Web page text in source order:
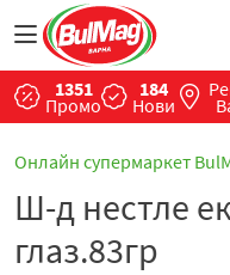
1351
Промо
184
Нови
Онлайн супермаркет
Ш-д нестле
глаз.83гр